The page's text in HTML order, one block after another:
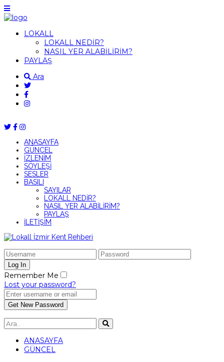
LOKALL
LOKALL NEDİR?
NASIL YER ALABİLİRİM?
PAYLAŞ
Ara
ANASAYFA
GÜNCEL
İZLENİM
SÖYLEŞİ
SESLER
BASILI
SAYILAR
LOKALL NEDİR?
NASIL YER ALABİLİRİM?
PAYLAŞ
İLETİŞİM
Remember Me
Lost your password?
ANASAYFA
GÜNCEL